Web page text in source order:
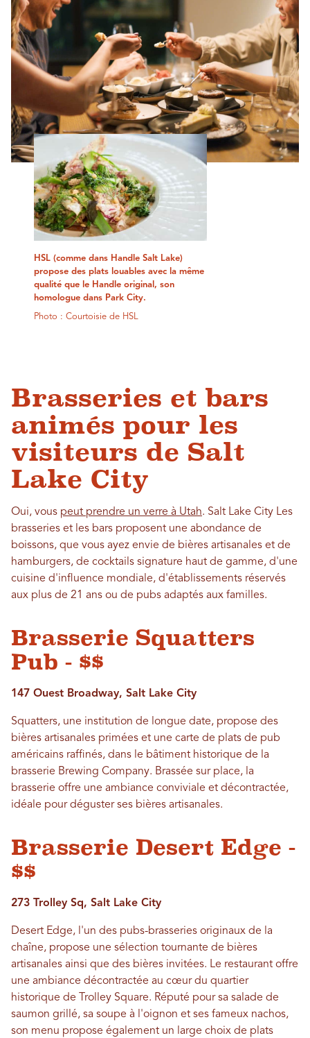
HSL (comme dans Handle Salt Lake)
propose des plats louables avec la même
qualité que le Handle original, son
homologue dans Park City.
Photo : Courtoisie de HSL
Brasseries et bars
animés pour les
visiteurs de Salt
Lake City
Oui, vous peut prendre un verre à Utah. Salt Lake City Les
brasseries et les bars proposent une abondance de
boissons, que vous ayez envie de bières artisanales et de
hamburgers, de cocktails signature haut de gamme, d'une
cuisine d'influence mondiale, d'établissements réservés
aux plus de 21 ans ou de pubs adaptés aux familles.
Brasserie Squatters
Pub - $$
147 Ouest Broadway, Salt Lake City
Squatters, une institution de longue date, propose des
bières artisanales primées et une carte de plats de pub
américains raffinés, dans le bâtiment historique de la
brasserie Brewing Company. Brassée sur place, la
brasserie offre une ambiance conviviale et décontractée,
idéale pour déguster ses bières artisanales.
Brasserie Desert Edge -
$$
273 Trolley Sq, Salt Lake City
Desert Edge, l'un des pubs-brasseries originaux de la
chaîne, propose une sélection tournante de bières
artisanales ainsi que des bières invitées. Le restaurant offre
une ambiance décontractée au cœur du quartier
historique de Trolley Square. Réputé pour sa salade de
saumon grillé, sa soupe à l'oignon et ses fameux nachos,
son menu propose également un large choix de plats